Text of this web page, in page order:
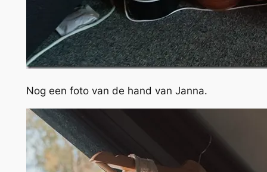
Nog een foto van de hand van Janna.